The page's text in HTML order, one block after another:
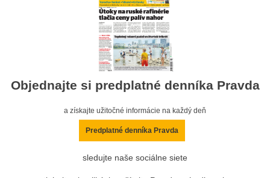
Objednajte si predplatné denníka Pravda
a získajte užitočné informácie na každý deň
Predplatné denníka Pravda
sledujte naše sociálne siete